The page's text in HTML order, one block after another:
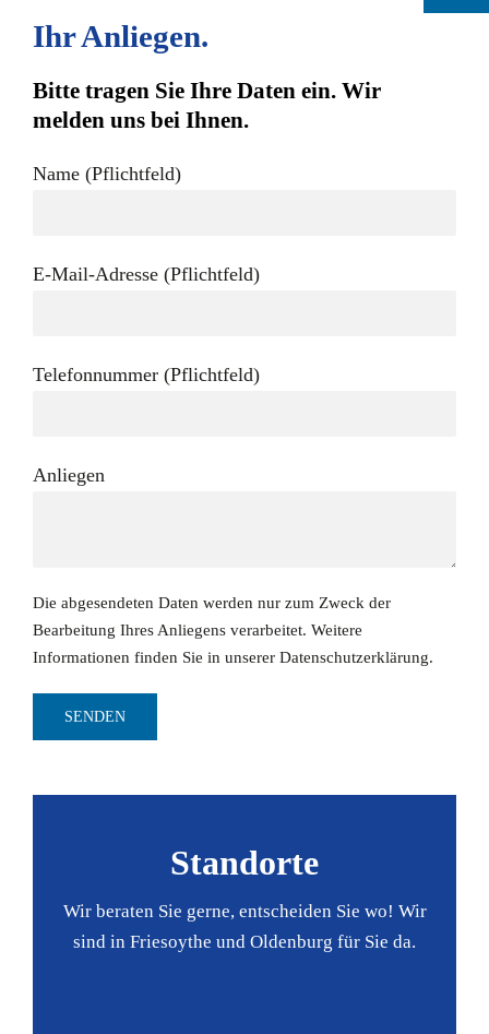
Ihr Anliegen.
Bitte tragen Sie Ihre Daten ein. Wir
melden uns bei Ihnen.
Name (Pflichtfeld)
E-Mail-Adresse (Pflichtfeld)
Telefonnummer (Pflichtfeld)
Anliegen
Die abgesendeten Daten werden nur zum Zweck der
Bearbeitung Ihres Anliegens verarbeitet. Weitere
Informationen finden Sie in unserer Datenschutzerklärung.
Standorte
Wir beraten Sie gerne, entscheiden Sie wo! Wir
sind in Friesoythe und Oldenburg für Sie da.